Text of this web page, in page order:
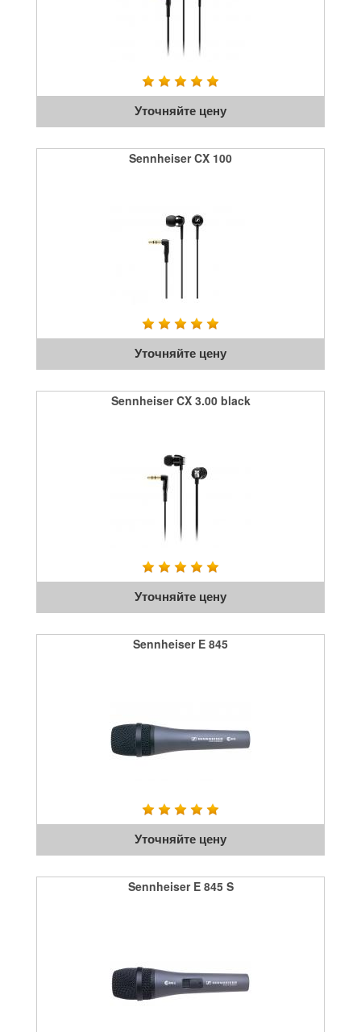
Уточняйте цену
Sennheiser CX 100
Уточняйте цену
Sennheiser CX 3.00 black
Уточняйте цену
Sennheiser E 845
Уточняйте цену
Sennheiser E 845 S